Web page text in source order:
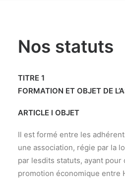
Nos statuts
TITRE 1
FORMATION ET OBJET DE
ARTICLE l OBJET
Il est formé entre les
une association, régie par la
par lesdits statuts, ayant
promotion économique entre